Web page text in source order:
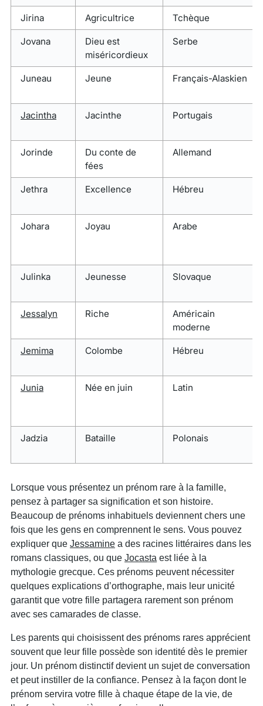
Jirina Agricultrice Tchèque
Jovana
Dieu est
miséricordieux
Serbe
Juneau Jeune Français-Alaskien
Jacintha Jacinthe Portugais
Jorinde
Du conte de
fées
Allemand
Jethra Excellence Hébreu
Johara Joyau Arabe
Julinka Jeunesse Slovaque
Jessalyn Riche
Américain
moderne
Jemima Colombe Hébreu
Junia Née en juin Latin
Jadzia Bataille Polonais
Lorsque vous présentez un prénom rare à la famille,
pensez à partager sa signification et son histoire.
Beaucoup de prénoms inhabituels deviennent chers une
fois que les gens en comprennent le sens. Vous pouvez
expliquer que Jessamine a des racines littéraires dans les
romans classiques, ou que Jocasta est liée à la
mythologie grecque. Ces prénoms peuvent nécessiter
quelques explications d’orthographe, mais leur unicité
garantit que votre fille partagera rarement son prénom
avec ses camarades de classe.
Les parents qui choisissent des prénoms rares apprécient
souvent que leur fille possède son identité dès le premier
jour. Un prénom distinctif devient un sujet de conversation
et peut instiller de la confiance. Pensez à la façon dont le
prénom servira votre fille à chaque étape de la vie, de